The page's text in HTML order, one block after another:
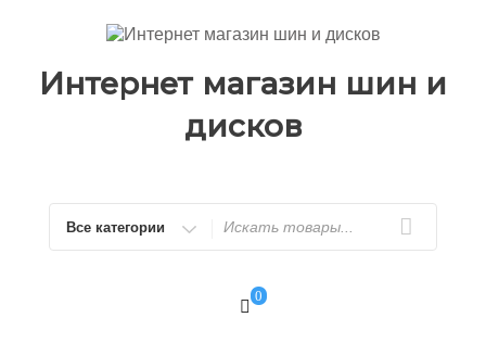
содержимому
Интернет магазин шин и
дисков
Искать
0